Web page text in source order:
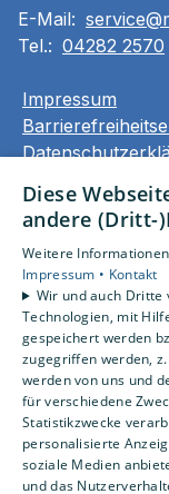
E-Mail:
Tel.: 04282 2570
Impressum
Unsere Bereiche
Privatkunden
Gewerbekunden
Karriere
Unternehmen
Kontakt
Diese
andere (Dritt-
Weitere
Impressum • Kontakt
Wir und auch Dritte
Technologien, mit
gespeichert werden
zugegriffen werden,
werden von uns und
für verschiedene
Statistikzwecke
personalisierte
soziale Medien
und das